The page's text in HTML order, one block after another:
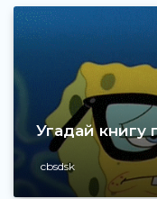
Угадай книгу
cbsdsk